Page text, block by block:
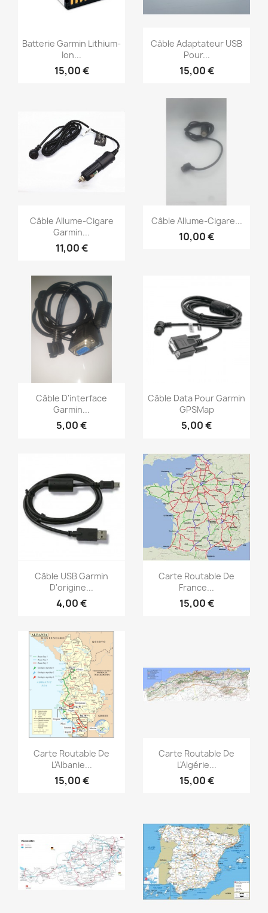
Aperçu rapide
Batterie Garmin Lithium-
Ion...
15,00 €
Aperçu rapide
Câble Adaptateur USB
Pour...
15,00 €
Aperçu rapide
Câble Allume-Cigare
Garmin...
11,00 €
Aperçu rapide
Câble Allume-Cigare...
10,00 €
Aperçu rapide
Câble D'interface
Garmin...
5,00 €
Aperçu rapide
Câble Data Pour Garmin
GPSMap
5,00 €
Aperçu rapide
Câble USB Garmin
D'origine...
4,00 €
Aperçu rapide
Carte Routable De
France...
15,00 €
Aperçu rapide
Carte Routable De
L'Albanie...
15,00 €
Aperçu rapide
Carte Routable De
L'Algérie...
15,00 €